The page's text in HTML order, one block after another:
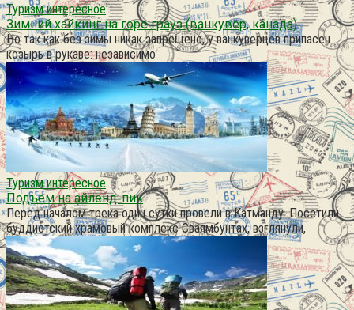
Туризм интересное
Зимний хайкинг на горе грауз (ванкувер, канада)
Но так как без зимы никак запрещено, у ванкуверцев припасен
козырь в рукаве: независимо
Туризм интересное
Подъем на айленд-пик
Перед началом трека один сутки провели в Катманду. Посетили
буддистский храмовый комплекс Сваямбунтах, взглянули,